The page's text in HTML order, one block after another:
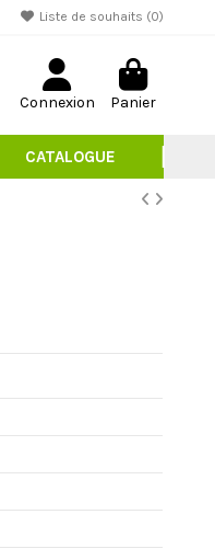
Liste de souhaits (0)
Connexion Panier
CATALOGUE